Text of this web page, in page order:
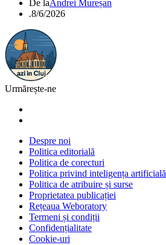
De laAndrei Mureșan
.8/6/2026
Urmărește-ne
Despre noi
Politica editorială
Politica de corecturi
Politica privind inteligența artificială
Politica de atribuire și surse
Proprietatea publicației
Rețeaua Weboratory
Termeni și condiții
Confidențialitate
Cookie-uri